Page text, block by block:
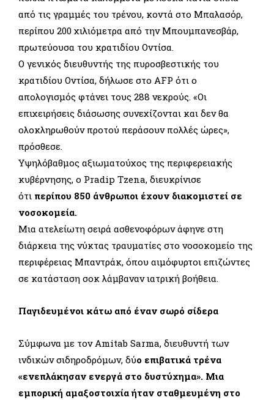
από τις γραμμές του τρένου, κοντά στο Μπαλασόρ,
περίπου 200 χιλιόμετρα από την Μπουμπανεσβάρ,
πρωτεύουσα του κρατιδίου Οντίσα.
Ο γενικός διευθυντής της πυροσβεστικής του
κρατιδίου Οντίσα, δήλωσε στο AFP ότι ο
απολογισμός φτάνει τους 288 νεκρούς. «Οι
επιχειρήσεις διάσωσης συνεχίζονται και δεν θα
ολοκληρωθούν προτού περάσουν πολλές ώρες»,
πρόσθεσε.
Υψηλόβαθμος αξιωματούχος της περιφερειακής
κυβέρνησης, ο Pradip Tzena, διευκρίνισε
ότι περίπου 850 άνθρωποι έχουν διακομιστεί σε
νοσοκομεία.
Μια ατελείωτη σειρά ασθενοφόρων άφηνε στη
διάρκεια της νύκτας τραυματίες στο νοσοκομείο της
περιφέρειας Μπαντράκ, όπου αιμόφυρτοι επιζώντες
σε κατάσταση σοκ λάμβαναν ιατρική βοήθεια.
Παγιδευμένοι κάτω από έναν σωρό σίδερα
Σύμφωνα με τον Amitab Sarma, διευθυντή των
ινδικών σιδηροδρόμων, δύο επιβατικά τρένα
«ενεπλάκησαν ενεργά στο δυστύχημα». Μια
εμπορική αμαξοστοιχία ήταν σταθμευμένη στο